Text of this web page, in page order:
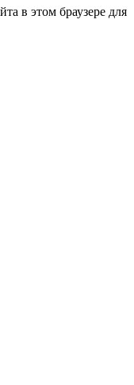
в этом браузере для